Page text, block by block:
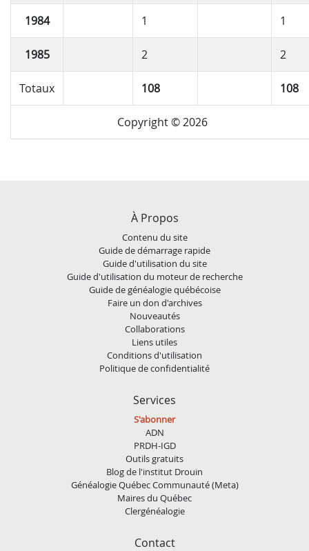
1984 1 1
1985 2 2
Totaux 108 108
Copyright © 2026
À Propos
Contenu du site
Guide de démarrage rapide
Guide d'utilisation du site
Guide d'utilisation du moteur de recherche
Guide de généalogie québécoise
Faire un don d'archives
Nouveautés
Collaborations
Liens utiles
Conditions d'utilisation
Politique de confidentialité
Services
S'abonner
ADN
PRDH-IGD
Outils gratuits
Blog de l'institut Drouin
Généalogie Québec Communauté (Meta)
Maires du Québec
Clergénéalogie
Contact